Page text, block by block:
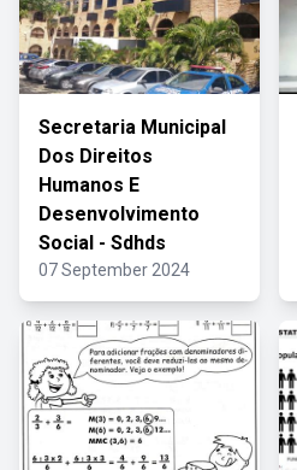
Secretaria Municipal
Dos Direitos
Humanos E
Desenvolvimento
Social - Sdhds
07 September 2024